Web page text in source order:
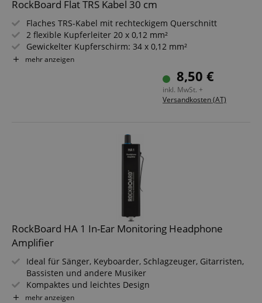
RockBoard Flat TRS Kabel 30 cm
Flaches TRS-Kabel mit rechteckigem Querschnitt
2 flexible Kupferleiter 20 x 0,12 mm²
Gewickelter Kupferschirm: 34 x 0,12 mm²
6,3 mm Stereo-Winkel-Klinkenstecker
mehr anzeigen
8,50 €
inkl. MwSt. +
Versandkosten (AT)
RockBoard HA 1 In-Ear Monitoring Headphone
Amplifier
Ideal für Sänger, Keyboarder, Schlagzeuger, Gitarristen,
Bassisten und andere Musiker
Kompaktes und leichtes Design
Praktisches, von außen zugängliches Batteriefach mit
mehr anzeigen